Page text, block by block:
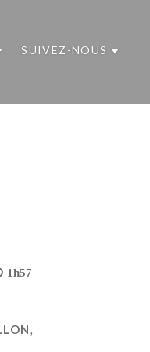
SUIVEZ-NOUS
1h57